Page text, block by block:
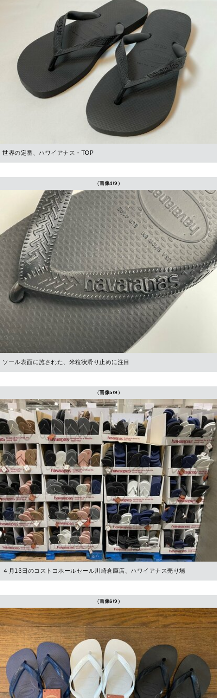
世界の定番、ハワイアナス・TOP
（画像4/9）
ソール表面に施された、米粒状滑り止めに注目
（画像5/9）
４月13日のコストコホールセール川崎倉庫店、ハワイアナス売り場
（画像6/9）